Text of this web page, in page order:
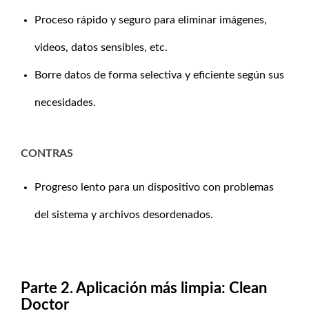
Proceso rápido y seguro para eliminar imágenes,
videos, datos sensibles, etc.
Borre datos de forma selectiva y eficiente según sus
necesidades.
CONTRAS
Progreso lento para un dispositivo con problemas
del sistema y archivos desordenados.
Parte 2. Aplicación más limpia: Clean
Doctor